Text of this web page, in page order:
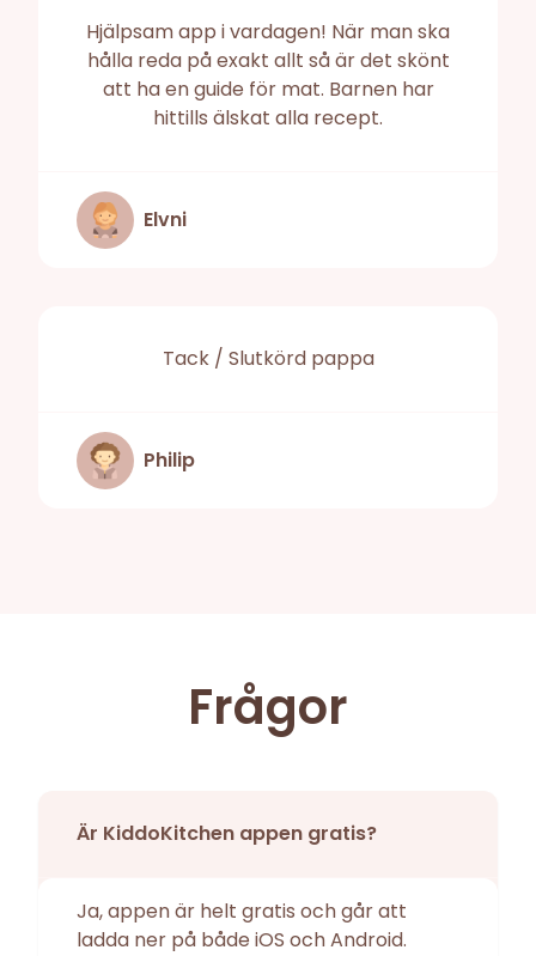
Hjälpsam app i vardagen! När man ska
hålla reda på exakt allt så är det skönt
att ha en guide för mat. Barnen har
hittills älskat alla recept.
Elvni
Tack / Slutkörd pappa
Philip
Frågor
Är KiddoKitchen appen gratis?
Ja, appen är helt gratis och går att
ladda ner på både iOS och Android.